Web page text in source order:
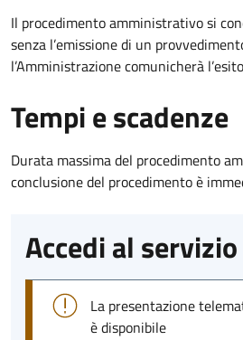
Il procedimento amministrativo si
senza l’emissione di un
l’Amministrazione comunicherà
Tempi e scadenze
Durata massima del procedimento
conclusione del procedimento è
Accedi al servizio
La presentazione
è disponibile